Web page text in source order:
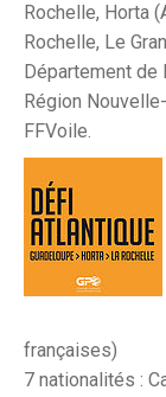
Rochelle, Horta
Rochelle, Le
Département
Région
FFVoile.
françaises)
7 nationalités :